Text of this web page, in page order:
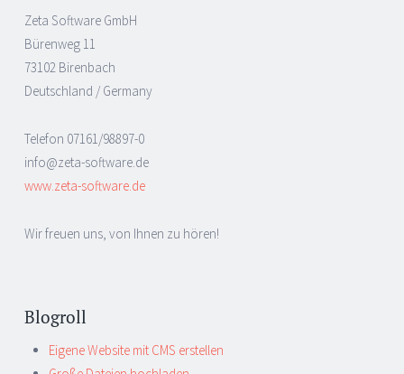
Zeta Software GmbH
Bürenweg 11
73102 Birenbach
Deutschland / Germany
Telefon 07161/98897-0
info@zeta-software.de
www.zeta-software.de
Wir freuen uns, von Ihnen zu hören!
Blogroll
Eigene Website mit CMS erstellen